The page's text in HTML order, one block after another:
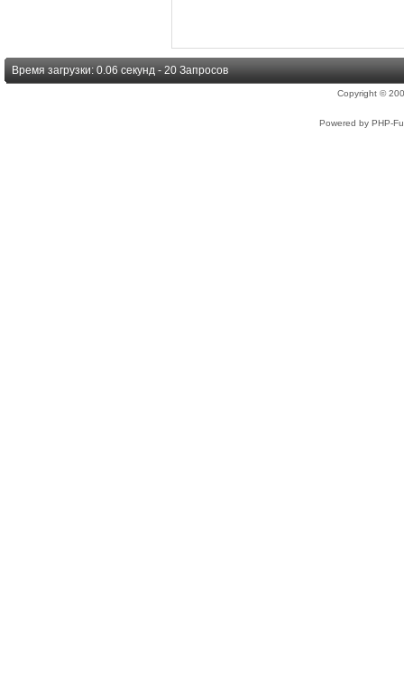
Время загрузки: 0.06 секунд - 20 Запросов
Copyright ©
Powered by PHP-